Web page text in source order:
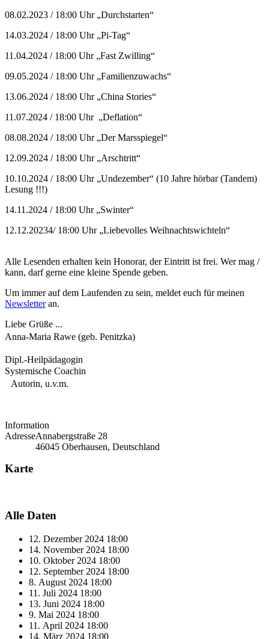
08.02.2023 / 18:00 Uhr „Durchstarten“
14.03.2024 / 18:00 Uhr „Pi-Tag“
11.04.2024 / 18:00 Uhr „Fast Zwilling“
09.05.2024 / 18:00 Uhr „Familienzuwachs“
13.06.2024 / 18:00 Uhr „China Stories“
11.07.2024 / 18:00 Uhr „Deflation“
08.08.2024 / 18:00 Uhr „Der Marsspiegel“
12.09.2024 / 18:00 Uhr „Arschtritt“
10.10.2024 / 18:00 Uhr „Undezember“ (10 Jahre hörbar (Tandem)
Lesung !!!)
14.11.2024 / 18:00 Uhr „Swinter“
12.12.20234/ 18:00 Uhr „Liebevolles Weihnachtswichteln“
Alle Lesenden erhalten kein Honorar, der Eintritt ist frei. Wer mag /
kann, darf gerne eine kleine Spende geben.
Um immer auf dem Laufenden zu sein, meldet euch für meinen
Newsletteran.
Liebe Grüße ...
Anna-Maria Rawe (geb. Penitzka)
Dipl.-Heilpädagogin
Systemische Coachin
Autorin, u.v.m.
Information
AdresseAnnabergstraße 28
46045 Oberhausen, Deutschland
Karte
Alle Daten
12. Dezember 2024 18:00
14. November 2024 18:00
10. Oktober 2024 18:00
12. September 2024 18:00
8. August 2024 18:00
11. Juli 2024 18:00
13. Juni 2024 18:00
9. Mai 2024 18:00
11. April 2024 18:00
14. März 2024 18:00